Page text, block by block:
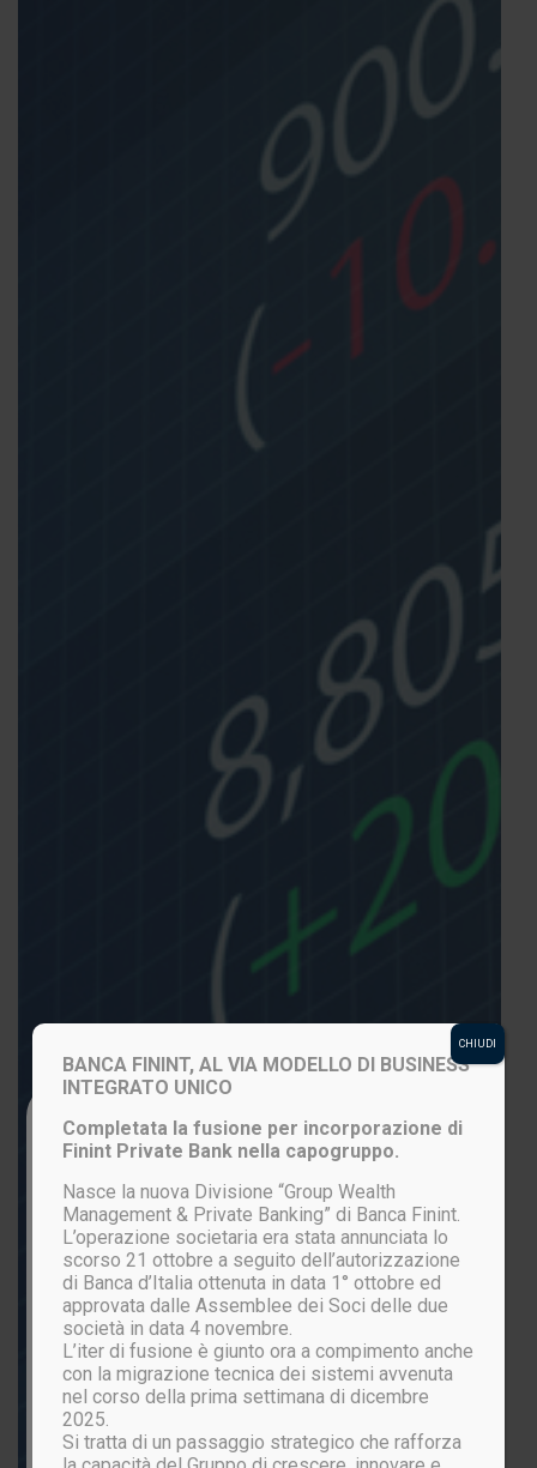
Login to your account
ACCEDI
Password persa?
BANCA FININT, AL VIA MODELLO DI BUSINESS
INTEGRATO UNICO
Completata la fusione per incorporazione di
Finint Private Bank nella capogruppo.
Nasce la nuova Divisione “Group Wealth
Management & Private Banking” di Banca Finint.
L’operazione societaria era stata annunciata lo
scorso 21 ottobre a seguito dell’autorizzazione
di Banca d’Italia ottenuta in data 1° ottobre ed
approvata dalle Assemblee dei Soci delle due
società in data 4 novembre.
L’iter di fusione è giunto ora a compimento anche
con la migrazione tecnica dei sistemi avvenuta
nel corso della prima settimana di dicembre
2025.
Si tratta di un passaggio strategico che rafforza
CHIUDI